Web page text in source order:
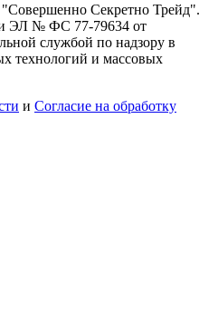
Секретно Трейд".
ЭЛ № ФС 77-79634 от
службой по надзору в
технологий и массовых
и Согласие на обработку